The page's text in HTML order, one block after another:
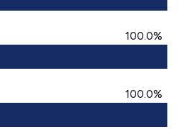
100.0%
100.0%